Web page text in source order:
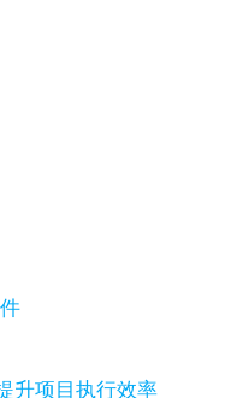
升项目执行效率